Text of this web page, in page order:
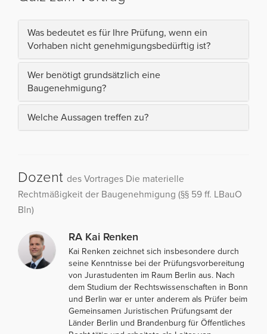
Was bedeutet es für Ihre Prüfung, wenn ein
Vorhaben nicht genehmigungsbedürftig ist?
Wer benötigt grundsätzlich eine
Baugenehmigung?
Welche Aussagen treffen zu?
Dozent des Vortrages Die materielle
Rechtmäßigkeit der Baugenehmigung (§§ 59 ff. LBauO
Bln)
RA Kai Renken
Kai Renken zeichnet sich insbesondere durch
seine Kenntnisse bei der Prüfungsvorbereitung
von Jurastudenten im Raum Berlin aus. Nach
dem Studium der Rechtswissenschaften in Bonn
und Berlin war er unter anderem als Prüfer beim
Gemeinsamen Juristischen Prüfungsamt der
Länder Berlin und Brandenburg für Öffentliches